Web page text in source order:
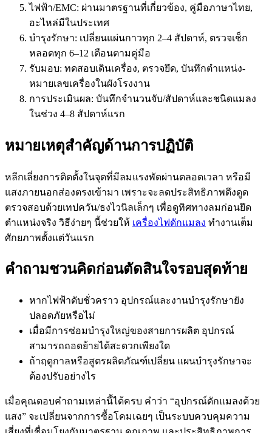
ไฟฟ้า/EMC: ผ่านมาตรฐานที่เกี่ยวข้อง, คู่มือภาษาไทย,
อะไหล่มีในประเทศ
บำรุงรักษา: เปลี่ยนแผ่นกาวทุก 2–4 สัปดาห์, ตรวจเช็ก
หลอดทุก 6–12 เดือนตามคู่มือ
รับมอบ: ทดสอบเดินเครื่อง, ตรวจยึด, บันทึกตำแหน่ง-
หมายเลขเครื่องในผังโรงงาน
การประเมินผล: บันทึกจำนวนจับ/สัปดาห์และชนิดแมลง
ในช่วง 4–8 สัปดาห์แรก
หมายเหตุสำคัญด้านการปฏิบัติ
หลีกเลี่ยงการติดตั้งในจุดที่มีลมแรงพัดผ่านตลอดเวลา หรือมี
แสงภายนอกส่องตรงเข้ามา เพราะจะลดประสิทธิภาพดึงดูด
ตรวจสอบด้วยเทปควัน/ธงไวนิลเล็กๆ เพื่อดูทิศทางลมก่อนยึด
ตำแหน่งจริง วิธีง่ายๆ นี้ช่วยให้ เครื่องไฟดักแมลง ทำงานเต็ม
ศักยภาพตั้งแต่วันแรก
คำถามชวนคิดก่อนตัดสินใจรอบสุดท้าย
หากไฟฟ้าดับชั่วคราว อุปกรณ์และงานบำรุงรักษายัง
ปลอดภัยหรือไม่
เมื่อมีการซ่อมบำรุงใหญ่ของสายการผลิต อุปกรณ์
สามารถถอดย้ายได้สะดวกเพียงใด
ถ้าฤดูกาลหรือสูตรผลิตภัณฑ์เปลี่ยน แผนบำรุงรักษาจะ
ต้องปรับอย่างไร
เมื่อคุณตอบคำถามเหล่านี้ได้ครบ คำว่า “อุปกรณ์ดักแมลงด้วย
แสง” จะเปลี่ยนจากการซื้อโคมเฉยๆ เป็นระบบควบคุมความ